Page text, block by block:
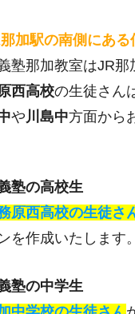
加駅の南側にある
塾那加教室はJR那
西高校の生徒さん
や 川島中方面から
塾の高校生
原西高校の生徒さ
を作成いたします。
塾の中学生